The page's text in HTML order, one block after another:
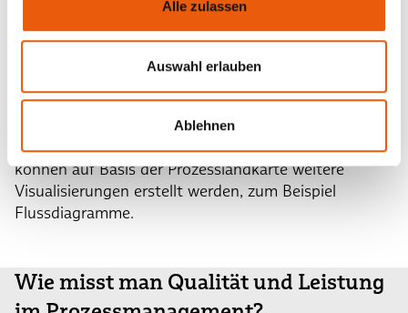
Alle zulassen
Auswahl erlauben
Ablehnen
Prozesse einer Organisation vollständig grafisch
darstellt, diese in Prozessebenen untergliedert und
die Verantwortlichkeiten benennt. In der
Zusammenhängevollständig, übersichtlich und
verständlich dargestellt. Um dann zum Beispiel die
Abläufe einzelner Prozesse übersichtlich darzustellen,
können auf Basis der Prozesslandkarte weitere
Visualisierungen erstellt werden, zum Beispiel
Flussdiagramme.
Wie misst man Qualität und Leistung